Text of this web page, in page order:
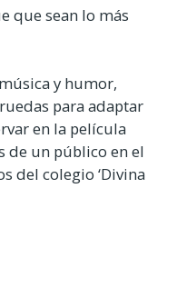
que sean lo más
y humor,
para adaptar
en la película
de un público en el
del colegio ‘Divina